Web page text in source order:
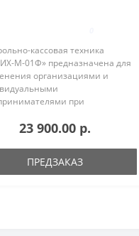
кассовая техника
М-01Ф» предназначена для
организациями и
при
только при наличии
внутри её корпуса
накопителя. ..
23 900.00 р.
ПРЕДЗАКАЗ